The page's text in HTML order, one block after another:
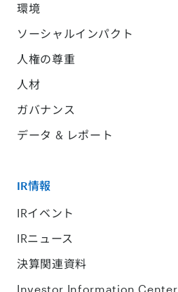
環境
ソーシャルインパクト
人権の尊重
人材
ガバナンス
データ & レポート
IR情報
IRイベント
IRニュース
決算関連資料
Investor Information Center